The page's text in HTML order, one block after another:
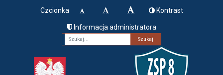
Czcionka Kontrast
Informacja administratora
Fraza